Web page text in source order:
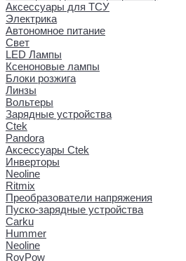
Аксессуары для ТСУ
Электрика
Автономное питание
Свет
LED Лампы
Ксеноновые лампы
Блоки розжига
Линзы
Вольтеры
Зарядные устройства
Ctek
Pandora
Аксессуары Ctek
Инверторы
Neoline
Ritmix
Преобразователи напряжения
Пуско-зарядные устройства
Carku
Hummer
Neoline
RoyPow